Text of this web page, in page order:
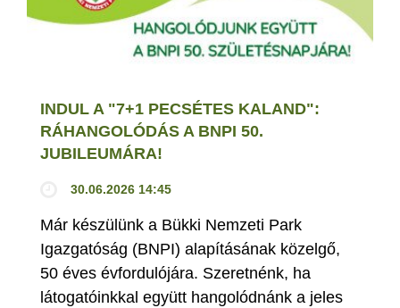
INDUL A "7+1 PECSÉTES KALAND":
RÁHANGOLÓDÁS A BNPI 50.
JUBILEUMÁRA!
30.06.2026 14:45
Már készülünk a Bükki Nemzeti Park
Igazgatóság (BNPI) alapításának közelgő,
50 éves évfordulójára. Szeretnénk, ha
látogatóinkkal együtt hangolódnánk a jeles